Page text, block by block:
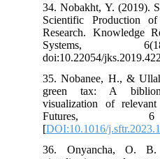
34. Nobakht, Y. (2019).
Scientific Production
Research. Knowledge
Systems,
doi:10.22054/
35. Nobanee, H., &
green tax: A
visualization of
Futures,
[DOI:10.1016/
36. Onyancha, O.